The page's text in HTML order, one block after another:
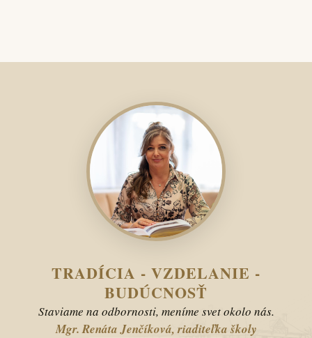
TRADÍCIA - VZDELANIE -
BUDÚCNOSŤ
Staviame na odbornosti, meníme svet okolo nás.
Mgr. Renáta Jenčíková, riaditeľka školy